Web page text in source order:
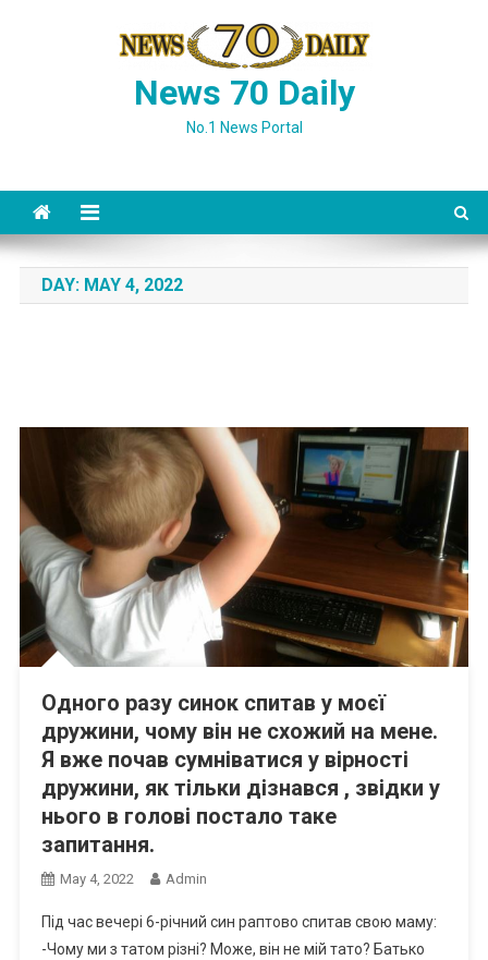
News 70 Daily
No.1 News Portal
DAY: MAY 4, 2022
Одного разу синок спитав у моєї
дружини, чому він не схожий на мене.
Я вже почав сумніватися у вірності
дружини, як тільки дізнався , звідки у
нього в голові постало таке
запитання.
May 4, 2022 Admin
Під час вечері 6-річний син раптово спитав свою маму:
-Чому ми з татом різні? Може, він не мій тато? Батько